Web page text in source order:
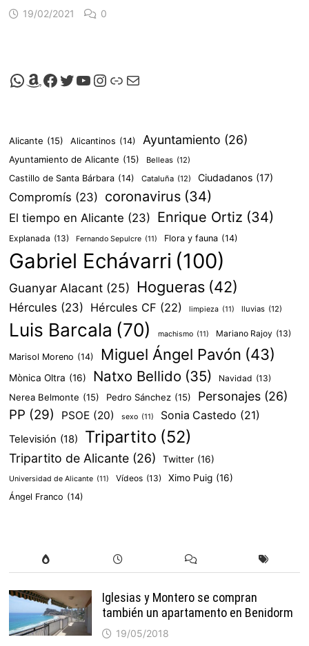
19/02/2021 0
Canal de Whatsapp de Viscalacant
Comprar en Amazon
Facebook de Viscalacant
Twitter de Viscalacant
Canal de Youtube de Viscalacant
Instagram de Viscalacant
Viscalacant en Polkaverse
Correo electrónico
Alicante (15) Alicantinos (14) Ayuntamiento (26)
Ayuntamiento de Alicante (15) Belleas (12)
Castillo de Santa Bárbara (14) Cataluña (12) Ciudadanos (17)
Compromís (23) coronavirus (34)
El tiempo en Alicante (23) Enrique Ortiz (34)
Explanada (13) Fernando Sepulcre (11) Flora y fauna (14)
Gabriel Echávarri (100)
Guanyar Alacant (25) Hogueras (42)
Hércules (23) Hércules CF (22) limpieza (11) lluvias (12)
Luis Barcala (70) machismo (11) Mariano Rajoy (13)
Marisol Moreno (14) Miguel Ángel Pavón (43)
Mònica Oltra (16) Natxo Bellido (35) Navidad (13)
Nerea Belmonte (15) Pedro Sánchez (15) Personajes (26)
PP (29) PSOE (20) sexo (11) Sonia Castedo (21)
Televisión (18) Tripartito (52)
Tripartito de Alicante (26) Twitter (16)
Universidad de Alicante (11) Vídeos (13) Ximo Puig (16)
Ángel Franco (14)
Iglesias y Montero se compran
también un apartamento en Benidorm
19/05/2018